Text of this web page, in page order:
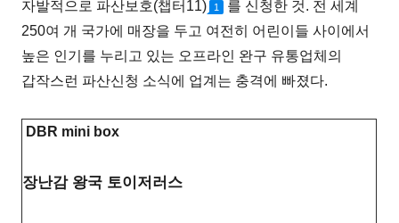
자발적으로 파산보호(챕터11)
1
를 신청한 것. 전 세계
250여 개 국가에 매장을 두고 여전히 어린이들 사이에서
높은 인기를 누리고 있는 오프라인 완구 유통업체의
갑작스런 파산신청 소식에 업계는 충격에 빠졌다.
DBR mini box
장난감 왕국 토이저러스